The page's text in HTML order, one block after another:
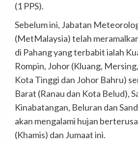
(1 PPS).
Sebelum ini, Jabatan
(MetMalaysia) telah
di Pahang yang terbabit ialah
Rompin, Johor (Kluang,
Kota Tinggi dan Johor Bahru)
Barat (Ranau dan Kota Belud),
Kinabatangan, Beluran dan
akan mengalami hujan
(Khamis) dan Jumaat ini.